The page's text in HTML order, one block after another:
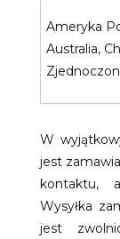
Ameryka
Australia,
W
jest
kontaktu,
Wysyłka
jest